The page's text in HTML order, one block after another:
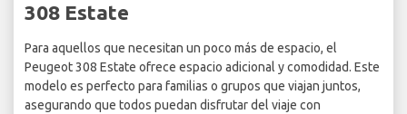
308 Estate
Para aquellos que necesitan un poco más de espacio, el
Peugeot 308 Estate ofrece espacio adicional y comodidad. Este
modelo es perfecto para familias o grupos que viajan juntos,
asegurando que todos puedan disfrutar del viaje con